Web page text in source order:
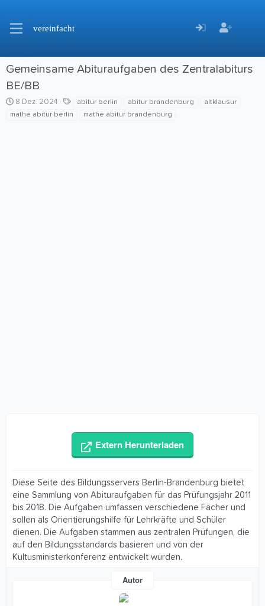
vereinfacht
Gemeinsame Abituraufgaben des Zentralabiturs
BE/BB
C
r
8 Dez. 2024
c
abitur berlin abitur brandenburg
altklausur
mathe abitur berlin
mathe abitur brandenburg
Extern Herunterladen
Diese Seite des Bildungsservers Berlin-Brandenburg bietet
eine Sammlung von Abituraufgaben für das Prüfungsjahr 2011
bis 2018. Die Aufgaben umfassen verschiedene Fächer und
sollen als Orientierungshilfe für Lehrkräfte und Schüler
dienen. Die Aufgaben stammen aus zentralen Prüfungen, die
auf den Bildungsstandards basieren und von der
Kultusministerkonferenz entwickelt wurden.
Autor